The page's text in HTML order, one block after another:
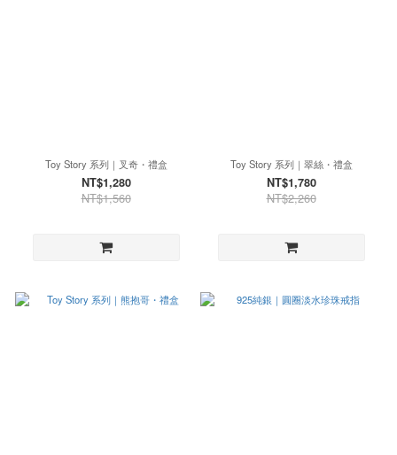
Toy Story 系列｜叉奇・禮盒
NT$1,280
NT$1,560
Toy Story 系列｜翠絲・禮盒
NT$1,780
NT$2,260